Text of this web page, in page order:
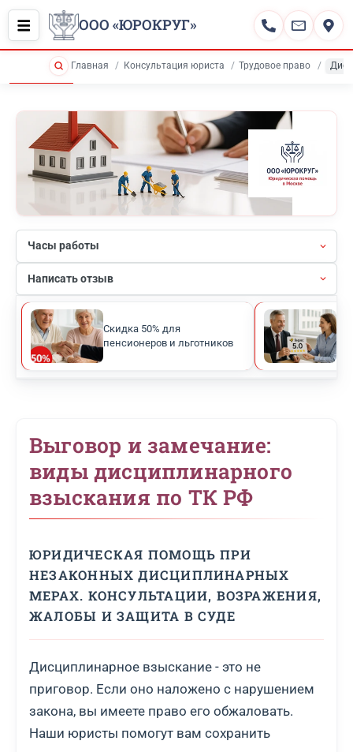
ООО «ЮРОКРУГ»
Главная Консультация юриста Трудовое право
Часы работы
Написать отзыв
Скидка 50% для
пенсионеров и льготников
Выговор и замечание:
виды дисциплинарного
взыскания по ТК РФ
ЮРИДИЧЕСКАЯ ПОМОЩЬ ПРИ
НЕЗАКОННЫХ ДИСЦИПЛИНАРНЫХ
МЕРАХ. КОНСУЛЬТАЦИИ, ВОЗРАЖЕНИЯ,
ЖАЛОБЫ И ЗАЩИТА В СУДЕ
Дисциплинарное взыскание - это не
приговор. Если оно наложено с нарушением
закона, вы имеете право его обжаловать.
Наши юристы помогут вам сохранить